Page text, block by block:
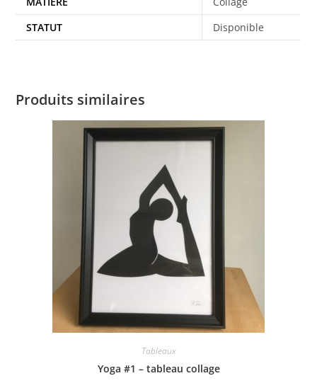
STATUT
Disponible
Produits similaires
Tableaux
Yoga #1 – tableau collage